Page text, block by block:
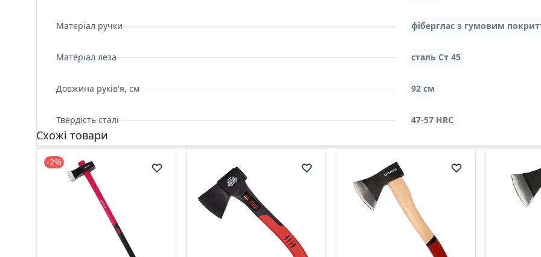
Матеріал ручки фіберглас з гумовим
Матеріал леза сталь Ст 45
Довжина руків'я, см 92 см
Твердість сталі 47-57 HRC
Схожі товари
-2%